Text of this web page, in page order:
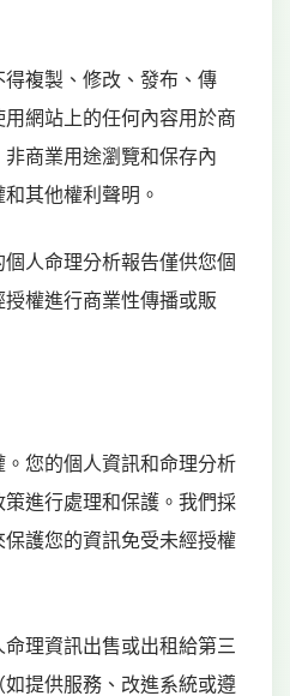
複製、修改、發布、傳
網站上的任何內容用於商
商業用途瀏覽和保存內
其他權利聲明。
人命理分析報告僅供您個
權進行商業性傳播或販
您的個人資訊和命理分析
進行處理和保護。我們採
護您的資訊免受未經授權
理資訊出售或出租給第三
提供服務、改進系統或遵